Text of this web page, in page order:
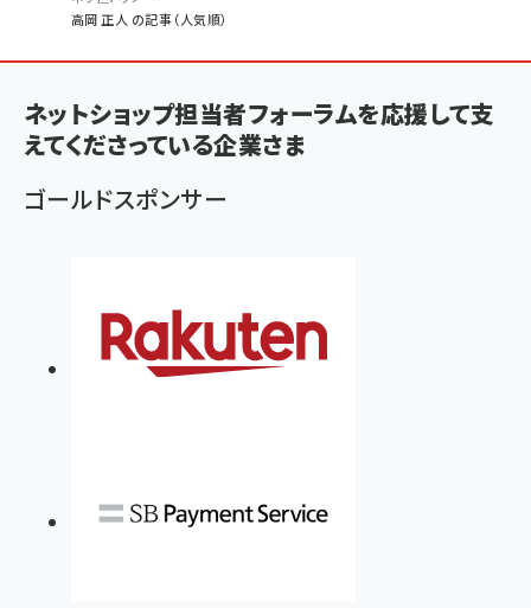
く
ず
高岡 正人 の記事（人気順）
ネットショップ担当者フォーラムを応援して支
えてくださっている企業さま
ゴールドスポンサー